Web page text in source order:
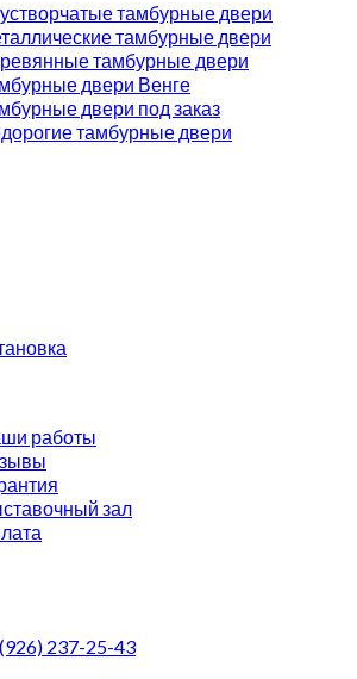
тамбурные двери
тамбурные двери
тамбурные двери
двери Венге
двери под заказ
тамбурные двери
работы
зал
237-25-43